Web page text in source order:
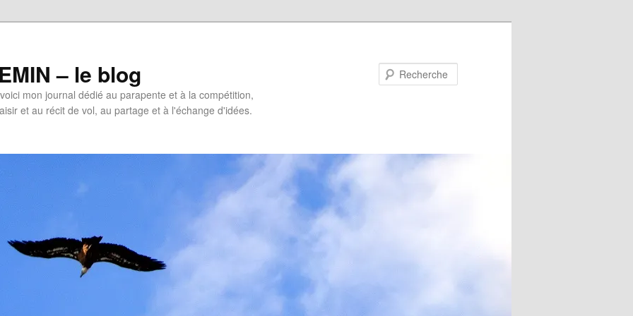
– le blog
mon journal dédié au parapente et à la compétition,
et au récit de vol, au partage et à l'échange d'idées.